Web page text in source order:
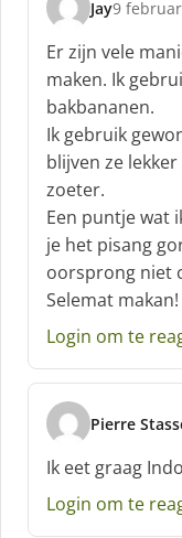
:
Jay
s
c
h
r
e
e
f
9
Er zijn vele
maken. Ik
bakbananen.
Ik gebruik
blijven ze
zoeter.
Een puntje wat
je het pisang
oorsprong niet
Selemat makan!
Login om te
Pierre
s
c
h
r
Ik eet graag
Login om te